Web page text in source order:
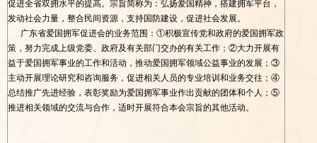
促进全省双拥水平的提高。宗旨简称为：弘扬爱国精神，搭建拥军平台，
发动社会力量，整合民间资源，支持国防建设，促进社会发展。
广东省爱国拥军促进会的业务范围：①积极宣传党和政府的爱国拥军政
策，努力完成上级党委、政府及有关部门交办的有关工作；②大力开展有
益于爱国拥军事业的工作和活动，推动爱国拥军领域公益事业的发展；③
主动开展理论研究和咨询服务，促进相关人员的专业培训和业务交往；④
总结推广先进经验，表彰奖励为爱国拥军事业作出贡献的团体和个人；⑤
推进相关领域的交流与合作，适时开展符合本会宗旨的其他活动。